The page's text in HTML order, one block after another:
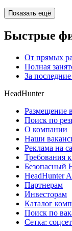
Показать ещё
Быстрые
От прямых
Полная
За
HeadHunter
Размещение
Поиск по
О компании
Наши
Реклама на
Требования
Безопасный
HeadHunter
Партнерам
Инвесторам
Каталог
Поиск по
Сетка: